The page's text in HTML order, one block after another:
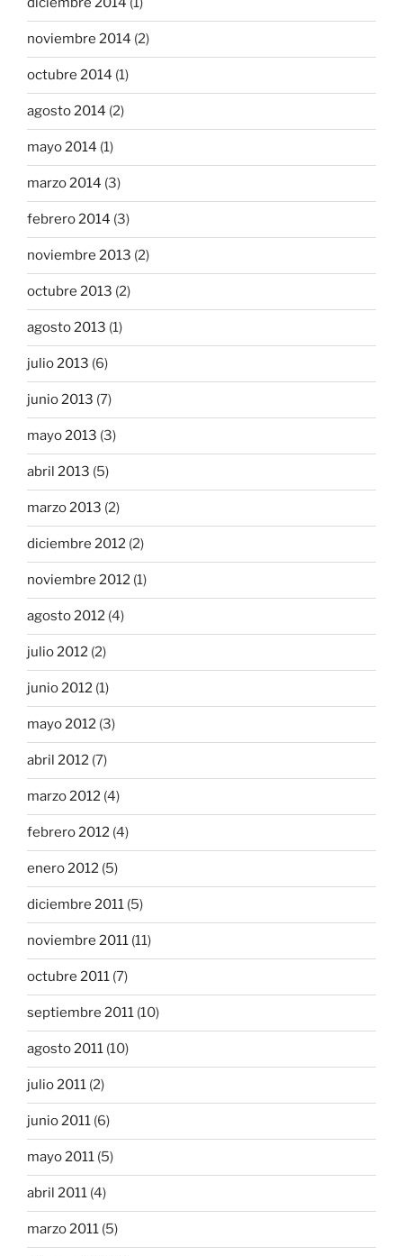
noviembre 2014 (2)
octubre 2014 (1)
agosto 2014 (2)
mayo 2014 (1)
marzo 2014 (3)
febrero 2014 (3)
noviembre 2013 (2)
octubre 2013 (2)
agosto 2013 (1)
julio 2013 (6)
junio 2013 (7)
mayo 2013 (3)
abril 2013 (5)
marzo 2013 (2)
diciembre 2012 (2)
noviembre 2012 (1)
agosto 2012 (4)
julio 2012 (2)
junio 2012 (1)
mayo 2012 (3)
abril 2012 (7)
marzo 2012 (4)
febrero 2012 (4)
enero 2012 (5)
diciembre 2011 (5)
noviembre 2011 (11)
octubre 2011 (7)
septiembre 2011 (10)
agosto 2011 (10)
julio 2011 (2)
junio 2011 (6)
mayo 2011 (5)
abril 2011 (4)
marzo 2011 (5)